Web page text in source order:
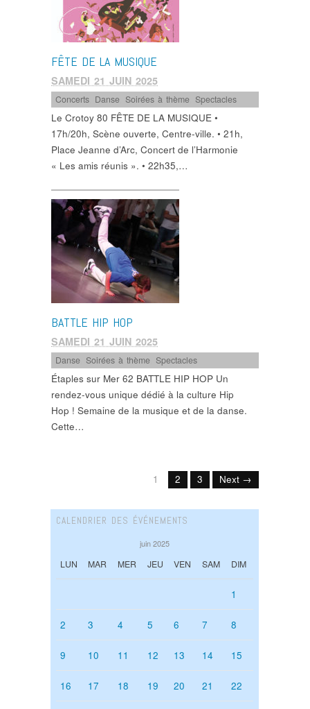
FÊTE DE LA MUSIQUE
SAMEDI 21 JUIN 2025
Concerts Danse ,Soirées à thème ,Spectacles
Le Crotoy 80 FÊTE DE LA MUSIQUE •
17h/20h, Scène ouverte, Centre-ville. • 21h,
Place Jeanne d’Arc, Concert de l’Harmonie
« Les amis réunis ». • 22h35,…
BATTLE HIP HOP
SAMEDI 21 JUIN 2025
Danse ,Soirées à thème ,Spectacles
Étaples sur Mer 62 BATTLE HIP HOP Un
rendez-vous unique dédié à la culture Hip
Hop ! Semaine de la musique et de la danse.
Cette…
1 2 3 Next →
CALENDRIER DES ÉVÉNEMENTS
juin 2025
LUN MAR MER JEU VEN SAM DIM
1
2 3 4 5 6 7 8
9 10 11 12 13 14 15
16 17 18 19 20 21 22